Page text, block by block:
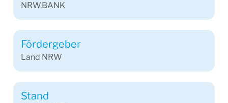
NRW.BANK
Fördergeber
Land NRW
Stand